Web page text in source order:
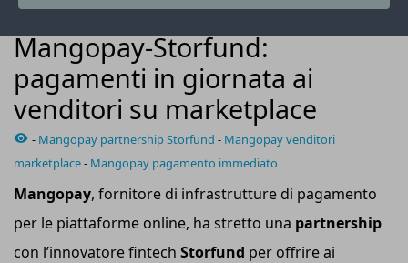
Mangopay-Storfund:
pagamenti in giornata ai
venditori su marketplace
- Mangopay partnership Storfund - Mangopay venditori
marketplace- Mangopay pagamento immediato
Mangopay, fornitore di infrastrutture di pagamento
per le piattaforme online, ha stretto una partnership
con l’innovatore fintech Storfund per offrire ai